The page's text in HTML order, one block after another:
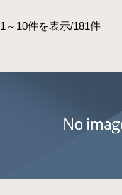
1～10件を表示/181件